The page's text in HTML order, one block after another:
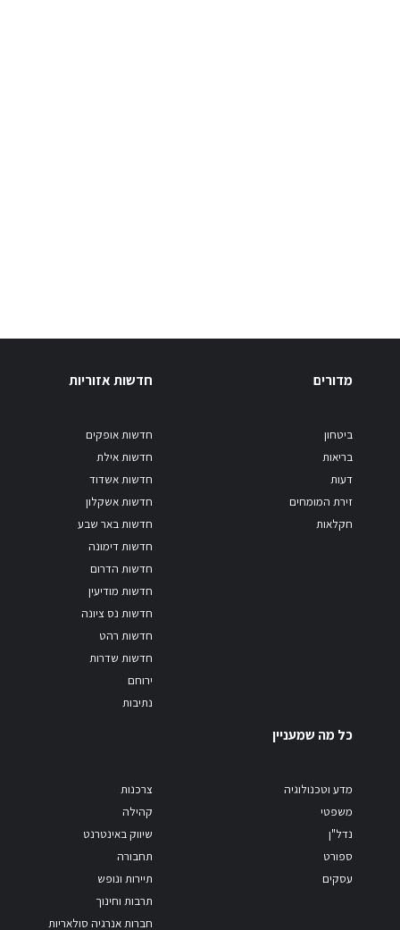
מדורים
ביטחון
בריאות
דעות
זירת המומחים
חקלאות
חדשות אזוריות
חדשות אופקים
חדשות אילת
חדשות אשדוד
חדשות אשקלון
חדשות באר שבע
חדשות דימונה
חדשות הדרום
חדשות מודיעין
חדשות נס ציונה
חדשות רהט
חדשות שדרות
ירוחם
נתיבות
כל מה שמעניין
מדע וטכנולוגיה
משפטי
נדל"ן
ספורט
עסקים
צרכנות
קהילה
שיווק באינטרנט
תחבורה
תיירות ונופש
תרבות וחינוך
חברות אנרגיה סולאריות